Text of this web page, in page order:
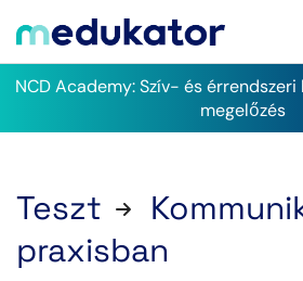
NCD Academy: Szív- és
megelőzés
Teszt
praxisban